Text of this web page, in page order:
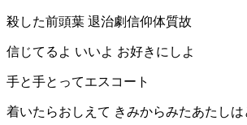
殺した前頭葉 退治劇信仰体質故
信じてるよ いいよ お好きにしよ
手と手とってエスコート
着いたらおしえて きみからみたあたし